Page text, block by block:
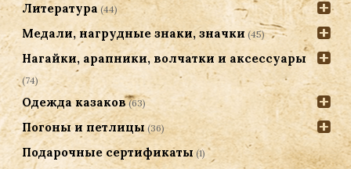
Литература (44)
Медали, нагрудные знаки, значки (45)
Нагайки, арапники, волчатки и аксессуары
(74)
Одежда казаков (63)
Погоны и петлицы (36)
Подарочные сертификаты (1)